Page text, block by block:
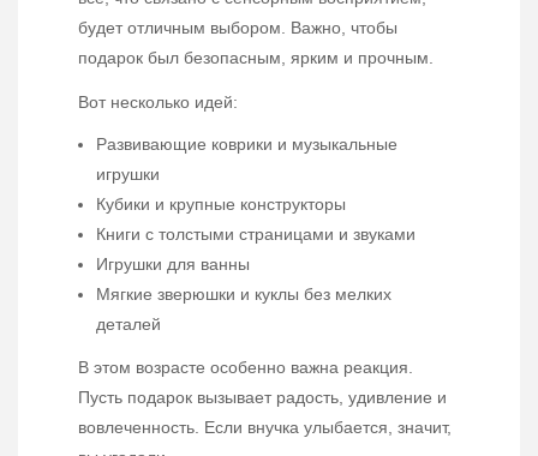
будет отличным выбором. Важно, чтобы
подарок был безопасным, ярким и прочным.
Вот несколько идей:
Развивающие коврики и музыкальные
игрушки
Кубики и крупные конструкторы
Книги с толстыми страницами и звуками
Игрушки для ванны
Мягкие зверюшки и куклы без мелких
деталей
В этом возрасте особенно важна реакция.
Пусть подарок вызывает радость, удивление и
вовлеченность. Если внучка улыбается, значит,